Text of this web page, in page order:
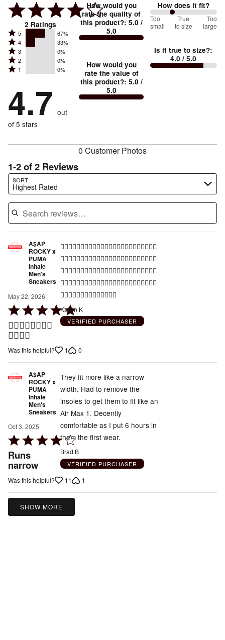
2 Ratings
Rated
5
stars
by
reviewers
5 67%
Rated
4
stars
by
of
reviewers
4 33%
Rated
3
stars
0%
of
reviewers
3 0%
Rated
2
by
0%
reviewers
2 0%
Rated
stars
by
0%
of
1 0%
4.7 out
of 5 stars
How would you
rate the quality of
this product?: 5.0 /
5.0
How would you
rate the value of
this product?: 5.0 /
5.0
How does it fit?
67%
between
small
and
Too
small
True
to size
Too
large
Is it true to size?:
4.0 / 5.0
0 Customer Photos
1-2 of 2 Reviews
SORT
Highest Rated
Search reviews…
A$AP
ROCKY x
PUMA
Inhale
Men's
Sneakers
May 22, 2026
Rated
5
out
👍🏾👍🏾👍🏾👍🏾
👍🏾👍🏾
👍🏾👍🏾👍🏾👍🏾👍🏾👍🏾👍🏾👍🏾👍🏾👍🏾👍🏾👍🏾
👍🏾👍🏾👍🏾👍🏾👍🏾👍🏾👍🏾👍🏾👍🏾👍🏾👍🏾👍🏾
👍🏾👍🏾👍🏾👍🏾👍🏾👍🏾👍🏾👍🏾👍🏾👍🏾👍🏾👍🏾
👍🏾👍🏾👍🏾👍🏾👍🏾👍🏾👍🏾👍🏾👍🏾👍🏾👍🏾👍🏾
👍🏾👍🏾👍🏾👍🏾👍🏾👍🏾👍🏾
Kalvin K
VERIFIED PURCHASER
Was this helpful? 1 0
A$AP
ROCKY x
PUMA
Inhale
Men's
Sneakers
Oct 3, 2025
Rated
4
out
of
Runs
narrow
They fit more like a narrow
width. Had to remove the
insoles to get them to fit like an
Air Max 1. Decently
comfortable as I put 6 hours in
them the first wear.
Brad B
VERIFIED PURCHASER
Was this helpful? 11 1
SHOW MORE